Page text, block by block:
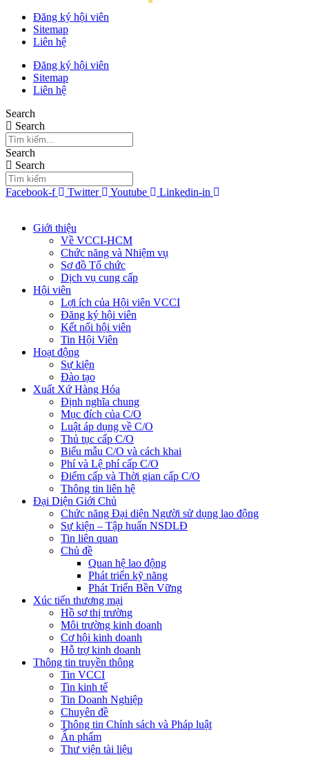
Đăng ký hội viên
Sitemap
Liên hệ
Đăng ký hội viên
Sitemap
Liên hệ
Search
Search
Search
Search
Facebook-f Twitter Youtube Linkedin-in
Giới thiệu
Về VCCI-HCM
Chức năng và Nhiệm vụ
Sơ đồ Tổ chức
Dịch vụ cung cấp
Hội viên
Lợi ích của Hội viên VCCI
Đăng ký hội viên
Kết nối hội viên
Tin Hội Viên
Hoạt động
Sự kiện
Đào tạo
Xuất Xứ Hàng Hóa
Định nghĩa chung
Mục đích của C/O
Luật áp dụng về C/O
Thủ tục cấp C/O
Biểu mẫu C/O và cách khai
Phí và Lệ phí cấp C/O
Điểm cấp và Thời gian cấp C/O
Thông tin liên hệ
Đại Diện Giới Chủ
Chức năng Đại diện Người sử dụng lao động
Sự kiện – Tập huấn NSDLĐ
Tin liên quan
Chủ đề
Quan hệ lao động
Phát triển kỹ năng
Phát Triển Bền Vững
Xúc tiến thương mại
Hồ sơ thị trường
Môi trường kinh doanh
Cơ hội kinh doanh
Hỗ trợ kinh doanh
Thông tin truyền thông
Tin VCCI
Tin kinh tế
Tin Doanh Nghiệp
Chuyên đề
Thông tin Chính sách và Pháp luật
Ấn phẩm
Thư viện tài liệu